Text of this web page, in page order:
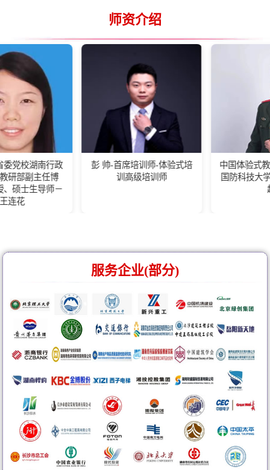
师资介绍
政
博
－
彭 帅-首席培训师-体验式培
训高级培训师
中国体验式教育高级培训
国防科技大学客座教练王
服务企业(部分)